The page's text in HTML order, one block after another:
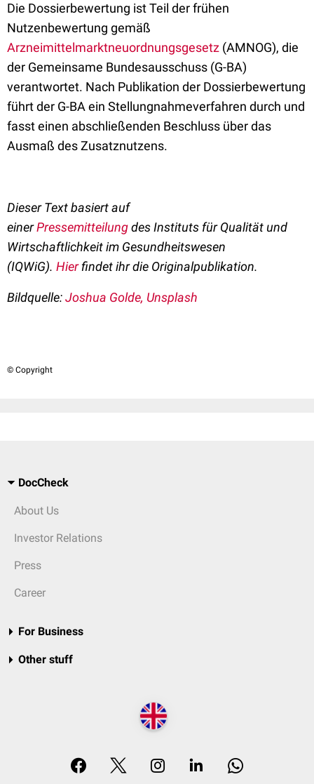
Die Dossierbewertung ist Teil der frühen
Nutzenbewertung gemäß
Arzneimittelmarktneuordnungsgesetz (AMNOG), die
der Gemeinsame Bundesausschuss (G-BA)
verantwortet. Nach Publikation der Dossierbewertung
führt der G-BA ein Stellungnahmeverfahren durch und
fasst einen abschließenden Beschluss über das
Ausmaß des Zusatznutzens.
Dieser Text basiert auf
einerPressemitteilungdesInstituts für Qualität und
Wirtschaftlichkeit im Gesundheitswesen
(IQWiG). Hierfindet ihr die Originalpublikation.
Bildquelle:Joshua Golde, Unsplash
© Copyright
DocCheck
About Us
Investor Relations
Press
Career
For Business
Other stuff